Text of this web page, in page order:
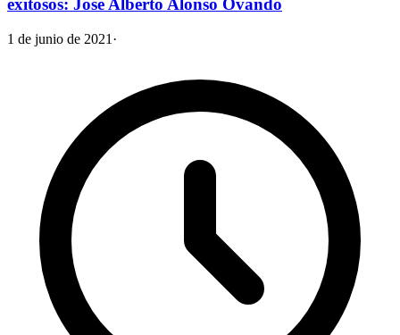
exitosos: José Alberto Alonso Ovando
1 de junio de 2021 ·